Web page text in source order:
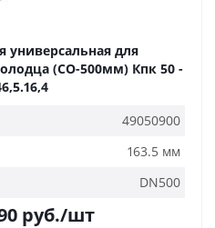
универсальная для
(СО-500мм) Кпк 50 -
49050900
163.5 мм
DN500
руб./шт